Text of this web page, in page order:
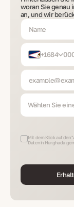
woran Sie genau
an, und wir
+1684
Wählen Sie
Mit dem Klick auf den
Daten in Hurghada